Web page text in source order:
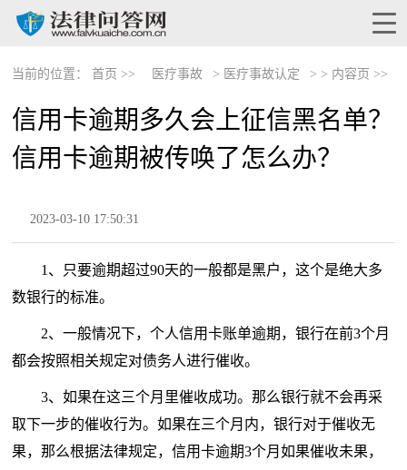
当前的位置： 首页 >> 医疗事故 > 医疗事故认定 > > 内容页 >>
信用卡逾期多久会上征信黑名单？
信用卡逾期被传唤了怎么办？
2023-03-10 17:50:31
1、只要逾期超过90天的一般都是黑户，这个是绝大多
数银行的标准。
2、一般情况下，个人信用卡账单逾期，银行在前3个月
都会按照相关规定对债务人进行催收。
3、如果在这三个月里催收成功。那么银行就不会再采
取下一步的催收行为。如果在三个月内，银行对于催收无
果，那么根据法律规定，信用卡逾期3个月如果催收未果，